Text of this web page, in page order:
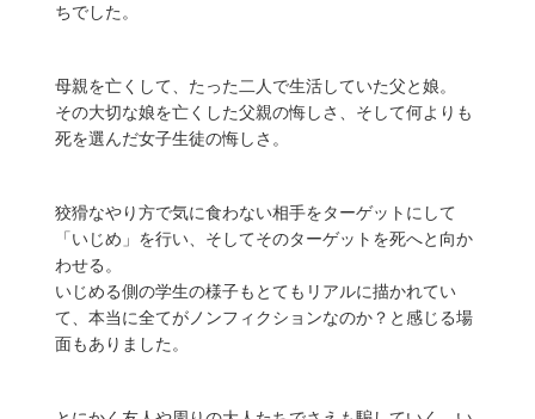
ちでした。
母親を亡くして、たった二人で生活していた父と娘。
その大切な娘を亡くした父親の悔しさ、そして何よりも
死を選んだ女子生徒の悔しさ。
狡猾なやり方で気に食わない相手をターゲットにして
「いじめ」を行い、そしてそのターゲットを死へと向か
わせる。
いじめる側の学生の様子もとてもリアルに描かれてい
て、本当に全てがノンフィクションなのか？と感じる場
面もありました。